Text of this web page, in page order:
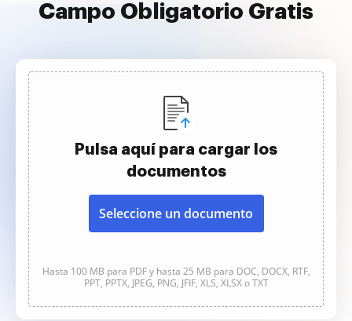
Campo Obligatorio Gratis
Pulsa aquí para cargar los
documentos
Seleccione un documento
Hasta 100 MB para PDF y hasta 25 MB para DOC, DOCX, RTF,
PPT, PPTX, JPEG, PNG, JFIF, XLS, XLSX o TXT